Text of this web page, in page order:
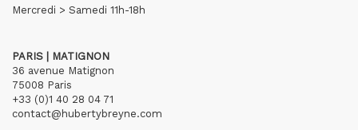
Mercredi > Samedi 11h-18h
PARIS | MATIGNON
36 avenue Matignon
75008 Paris
+33 (0)1 40 28 04 71
contact@hubertybreyne.com